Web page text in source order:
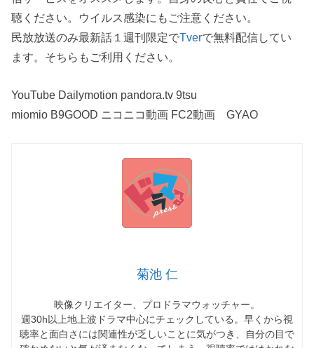
聴ください。ウイルス感染にもご注意ください。
民放放送のみ最新話１週刊限定でTverで無料配信してい
ます。そちらもご利用ください。
YouTube Dailymotion pandora.tv 9tsu
miomio B9GOOD ニコニコ動画 FC2動画 GYAO
菊池 仁
映像クリエイター、プロドラマウォッチャー。
週30h以上地上波ドラマ中心にチェックしている。早くから視
聴率と面白さには関連性が乏しいことに気がつき、自分の目で